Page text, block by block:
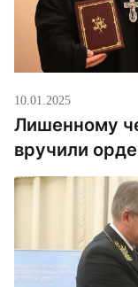
10.01.2025
Лишенному
вручили